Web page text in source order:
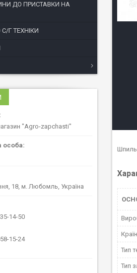
Тип
Тип
ДО ПРИСТАВКИ НА
Г ТЕХНІКИ
"Agro-zapchasti"
18, м. Любомль, Україна
14-50
15-24